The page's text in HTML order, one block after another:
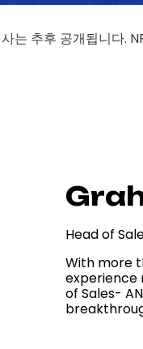
는 추후 공개됩니다.
Head of
With more
experience
of Sales-